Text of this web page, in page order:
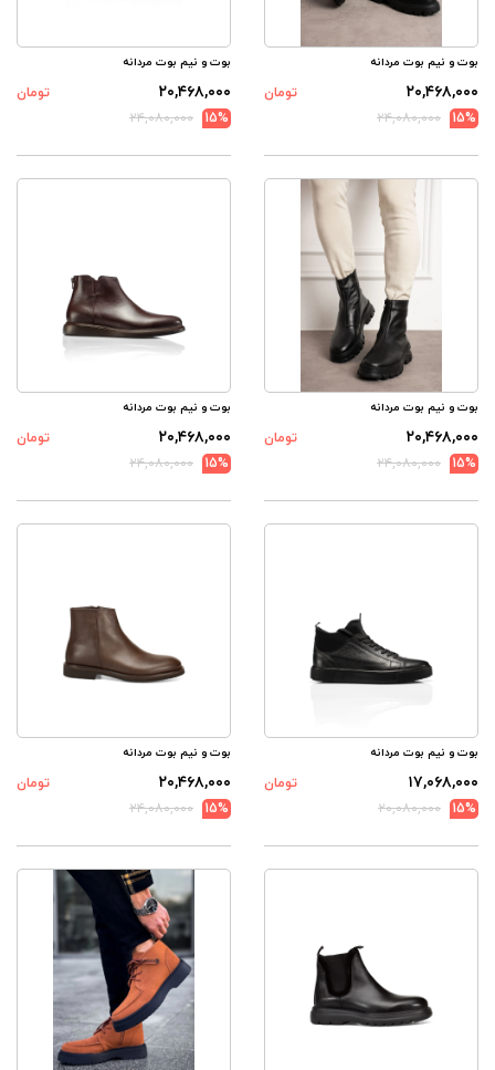
بوت و نیم بوت مردانه
۲۰,۴۶۸,۰۰۰
تومان
15%
۲۴,۰۸۰,۰۰۰
بوت و نیم بوت مردانه
۲۰,۴۶۸,۰۰۰
تومان
15%
۲۴,۰۸۰,۰۰۰
بوت و نیم بوت مردانه
۲۰,۴۶۸,۰۰۰
تومان
15%
۲۴,۰۸۰,۰۰۰
بوت و نیم بوت مردانه
۲۰,۴۶۸,۰۰۰
تومان
15%
۲۴,۰۸۰,۰۰۰
بوت و نیم بوت مردانه
۱۷,۰۶۸,۰۰۰
تومان
15%
۲۰,۰۸۰,۰۰۰
بوت و نیم بوت مردانه
۲۰,۴۶۸,۰۰۰
تومان
15%
۲۴,۰۸۰,۰۰۰